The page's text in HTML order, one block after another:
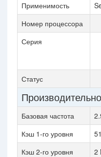
Применимость
Номер процессора
Серия
Статус
Базовая частота
Кэш 1-го уровня
Кэш 2-го уровня
2